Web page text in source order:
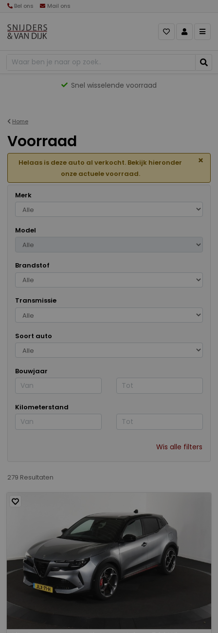
Bel ons Mail ons
Gevarieerd aanbod
Home
Voorraad
Helaas is deze auto al verkocht. Bekijk hieronder
onze actuele voorraad.
×
Merk
Model
Brandstof
Transmissie
Soort auto
Bouwjaar
Kilometerstand
Wis alle filters
279 Resultaten